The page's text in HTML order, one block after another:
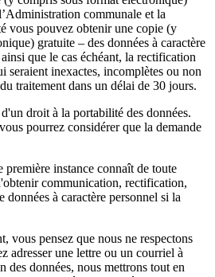
communale et la
vous pouvez obtenir une copie (y
gratuite – des données à caractère
que le cas échéant, la rectification
seraient inexactes, incomplètes ou non
traitement dans un délai de 30 jours.
droit à la portabilité des données.
pourrez considérer que la demande
instance connaît de toute
communication, rectification,
à caractère personnel si la
vous pensez que nous ne respectons
adresser une lettre ou un courriel à
des données, nous mettrons tout en